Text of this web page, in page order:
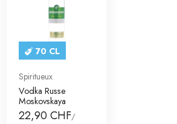
70 CL
Spiritueux
Vodka Russe
Moskovskaya
22,90 CHF/